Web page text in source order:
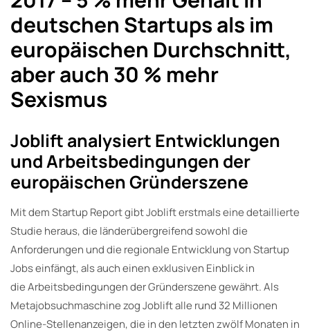
deutschen Startups als im
europäischen Durchschnitt,
aber auch 30 % mehr
Sexismus
Joblift analysiert Entwicklungen
und Arbeitsbedingungen der
europäischen Gründerszene
Mit dem Startup Report gibt Joblift erstmals eine detaillierte
Studie heraus, die länderübergreifend sowohl die
Anforderungen und die regionale Entwicklung von Startup
Jobs einfängt, als auch einen exklusiven Einblick in
die Arbeitsbedingungen der Gründerszene gewährt. Als
Metajobsuchmaschine zog Joblift alle rund 32 Millionen
Online-Stellenanzeigen, die in den letzten zwölf Monaten in